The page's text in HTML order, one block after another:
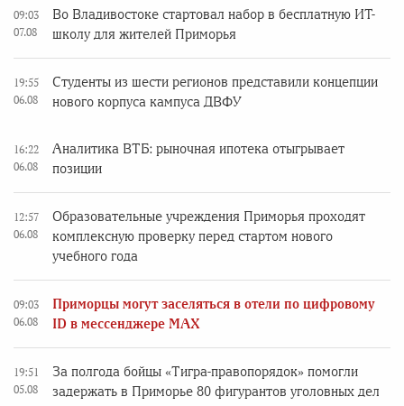
09:03
07.08
Во Владивостоке стартовал набор в бесплатную ИТ-
школу для жителей Приморья
19:55
06.08
Студенты из шести регионов представили концепции
нового корпуса кампуса ДВФУ
16:22
06.08
Аналитика ВТБ: рыночная ипотека отыгрывает
позиции
12:57
06.08
Образовательные учреждения Приморья проходят
комплексную проверку перед стартом нового
учебного года
09:03
06.08
Приморцы могут заселяться в отели по цифровому
ID в мессенджере MAX
19:51
05.08
За полгода бойцы «Тигра-правопорядок» помогли
задержать в Приморье 80 фигурантов уголовных дел